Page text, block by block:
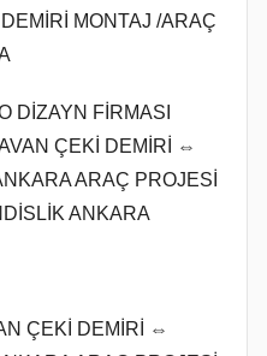
MONTAJ /ARAÇ
DİZAYN FİRMASI
ÇEKİ DEMİRİ ⇔
ARAÇ PROJESİ
ANKARA
ÇEKİ DEMİRİ ⇔